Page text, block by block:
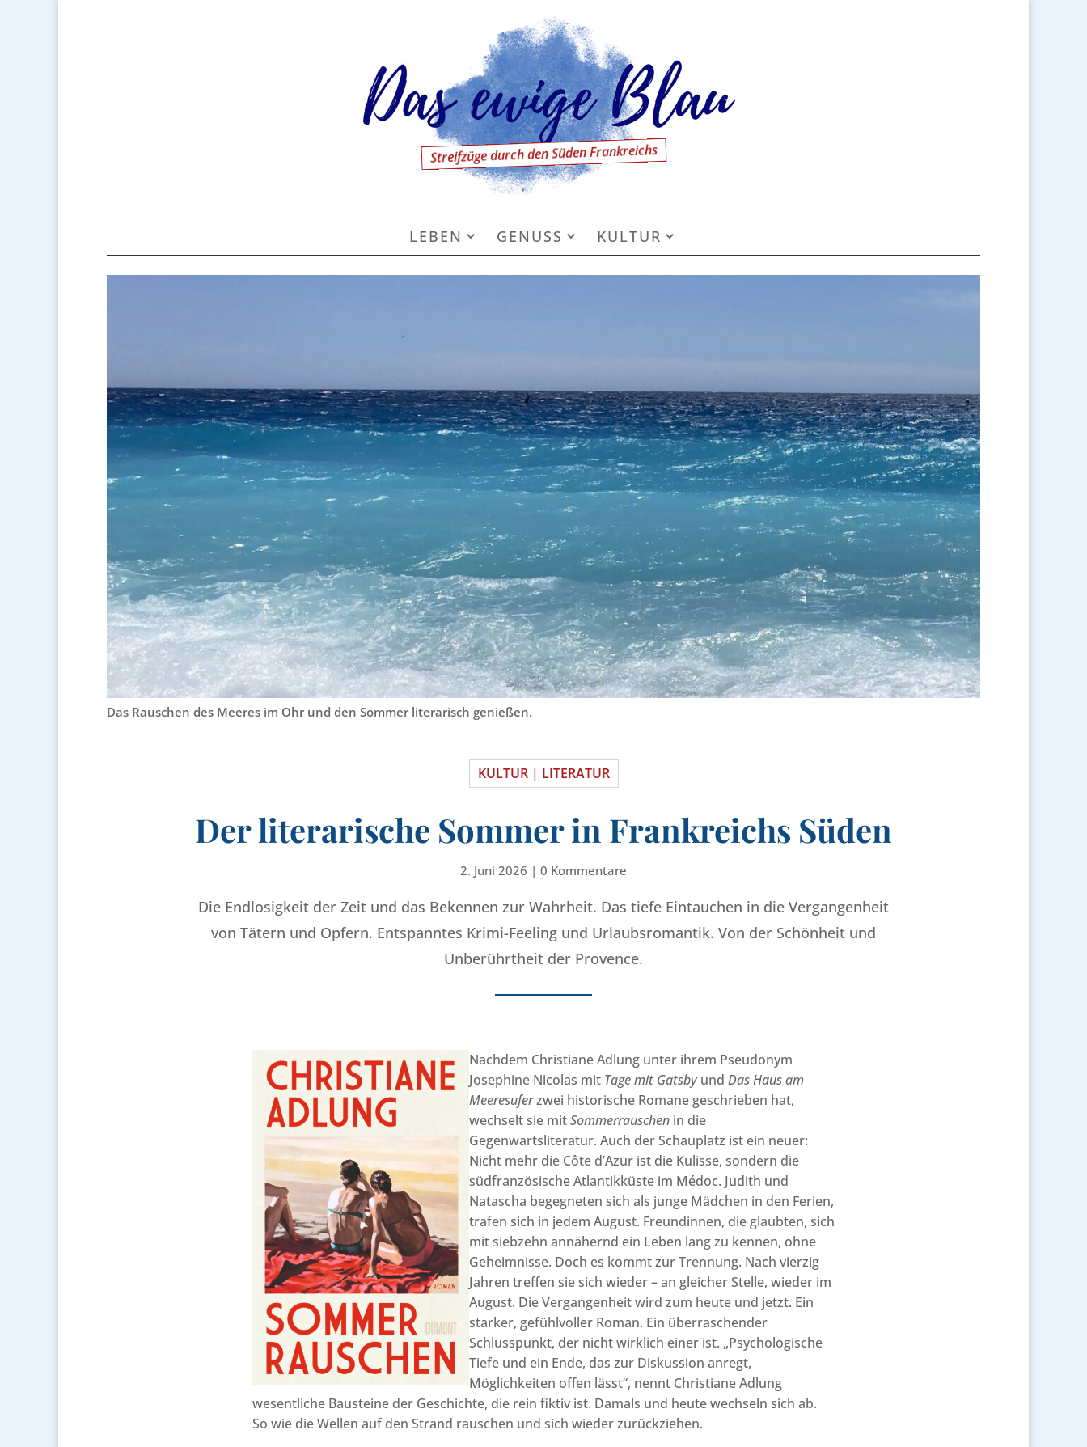
Streifzüge durch den Süden Frankreichs
LEBEN GENUSS KULTUR
Das Rauschen des Meeres im Ohr und den Sommer literarisch genießen.
KULTUR | LITERATUR
Der literarische Sommer in Frankreichs Süden
2. Juni 2026 | 0 Kommentare
Die Endlosigkeit der Zeit und das Bekennen zur Wahrheit. Das tiefe Eintauchen in die Vergangenheit
von Tätern und Opfern. Entspanntes Krimi-Feeling und Urlaubsromantik. Von der Schönheit und
Unberührtheit der Provence.
Nachdem Christiane Adlung unter ihrem Pseudonym
Josephine Nicolas mit Tage mit Gatsby und Das Haus am
Meeresuferzwei historische Romane geschrieben hat,
wechselt sie mitSommerrauschen in die
Gegenwartsliteratur. Auch der Schauplatz ist ein neuer:
Nicht mehr die Côte d’Azur ist die Kulisse, sondern die
südfranzösische Atlantikküste im Médoc. Judith und
Natascha begegneten sich als junge Mädchen in den Ferien,
trafen sich in jedem August. Freundinnen, die glaubten, sich
mit siebzehn annähernd ein Leben lang zu kennen, ohne
Geheimnisse. Doch es kommt zur Trennung. Nach vierzig
Jahren treffen sie sich wieder – an gleicher Stelle, wieder im
August. Die Vergangenheit wird zum heute und jetzt. Ein
starker, gefühlvoller Roman. Ein überraschender
Schlusspunkt, der nicht wirklich einer ist. „Psychologische
Tiefe und ein Ende, das zur Diskussion anregt,
Möglichkeiten offen lässt“, nennt Christiane Adlung
wesentliche Bausteine der Geschichte, die rein fiktiv ist. Damals und heute wechseln sich ab.
So wie die Wellen auf den Strand rauschen und sich wieder zurückziehen.